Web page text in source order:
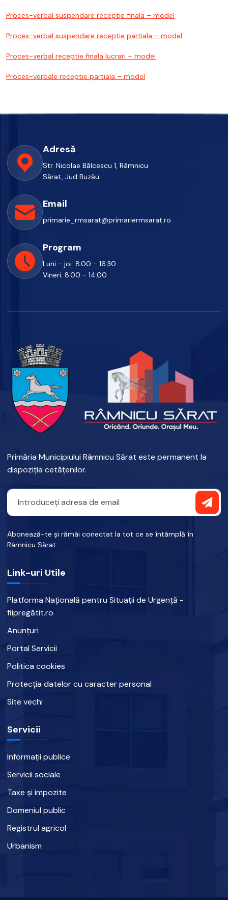
Proces-verbal suspendare receptie finala – model
Proces-verbal suspendare receptie partiala – model
Proces-verbal receptie finala lucrari – model
Proces-verbale receptie partiala – model
Adresă
Str. Nicolae Bălcescu 1, Râmnicu
Sărat, Jud Buzău
Email
primarie_rmsarat@primariermsarat.ro
Program
Luni - joi: 8.00 - 16.30
Vineri: 8.00 - 14.00
Primăria Municipiului Râmnicu Sărat este permanent la
dispoziția cetățenilor.
Abonează-te și rămâi conectat la tot ce se întâmplă în
Râmnicu Sărat.
Link-uri Utile
Platforma Națională pentru Situații de Urgență -
fiipregătit.ro
Anunțuri
Portal Servicii
Politica cookies
Protecția datelor cu caracter personal
Site vechi
Servicii
Informații publice
Servicii sociale
Taxe și impozite
Domeniul public
Registrul agricol
Urbanism